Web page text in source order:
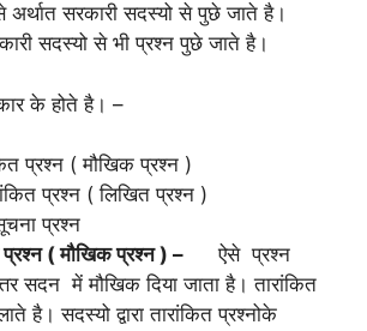
अर्थात सरकारी सदस्यो से पुछे जाते है।
सदस्यो से भी प्रश्न पुछे जाते है।
के होते है। –
प्रश्न ( मौखिक प्रश्न )
प्रश्न ( लिखित प्रश्न )
प्रश्न
प्रश्न ( मौखिक प्रश्न ) –
ऐसे प्रश्न
सदन में मौखिक दिया जाता है। तारांकित
है। सदस्यो द्वारा तारांकित प्रश्नोके